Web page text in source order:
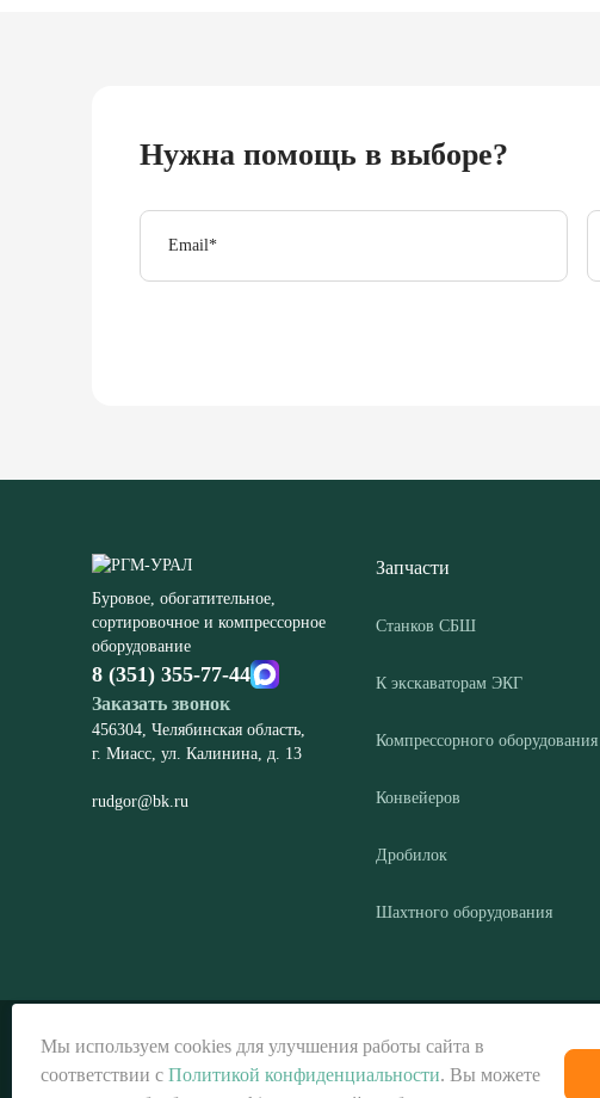
Нужна помощь в выборе?
Email*
Буровое, обогатительное,
сортировочное и компрессорное
оборудование
8 (351) 355-77-44
Заказать звонок
456304, Челябинская область,
г. Миасс, ул. Калинина, д. 13
rudgor@bk.ru
Запчасти
Станков СБШ
К экскаваторам ЭКГ
Компрессорного оборудования
Конвейеров
Дробилок
Шахтного оборудования
© ООО «РГМ-УРАЛ», 2026
Мы используем cookies для улучшения работы сайта в
соответствии с Политикой конфиденциальности. Вы можете